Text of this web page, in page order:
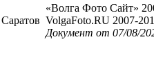
«Волга Фото Сайт»
VolgaFoto.RU 2007-
Документ от 07/08/